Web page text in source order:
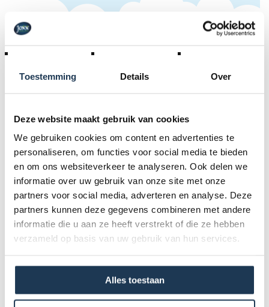
Toestemming Details Over
Deze website maakt gebruik van cookies
We gebruiken cookies om content en advertenties te
personaliseren, om functies voor social media te bieden
en om ons websiteverkeer te analyseren. Ook delen we
informatie over uw gebruik van onze site met onze
partners voor social media, adverteren en analyse. Deze
partners kunnen deze gegevens combineren met andere
informatie die u aan ze heeft verstrekt of die ze hebben
verzameld op basis van uw gebruik van hun services.
Alles toestaan
Extra info over berg safety net
comfort 380
hoezen, afdekkegels en bevestigingstukken.
Geschikt voor zowel bovengronds en inbouw
Specificaties
Product Code :
35.74.12.03
Dit product behoort tot de
volgende categorie(ën)